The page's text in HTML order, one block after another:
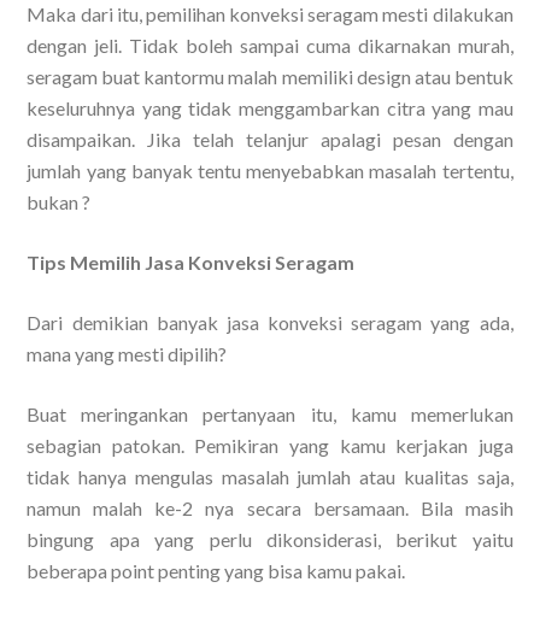
Maka dari itu, pemilihan konveksi seragam mesti dilakukan
dengan jeli. Tidak boleh sampai cuma dikarnakan murah,
seragam buat kantormu malah memiliki design atau bentuk
keseluruhnya yang tidak menggambarkan citra yang mau
disampaikan. Jika telah telanjur apalagi pesan dengan
jumlah yang banyak tentu menyebabkan masalah tertentu,
bukan ?
Tips Memilih Jasa Konveksi Seragam
Dari demikian banyak jasa konveksi seragam yang ada,
mana yang mesti dipilih?
Buat meringankan pertanyaan itu, kamu memerlukan
sebagian patokan. Pemikiran yang kamu kerjakan juga
tidak hanya mengulas masalah jumlah atau kualitas saja,
namun malah ke-2 nya secara bersamaan. Bila masih
bingung apa yang perlu dikonsiderasi, berikut yaitu
beberapa point penting yang bisa kamu pakai.